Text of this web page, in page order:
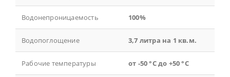
Водонепроницаемость 100%
Водопоглощение 3,7 литра на 1 кв.м.
Рабочие температуры от -50 °С до +50 °С